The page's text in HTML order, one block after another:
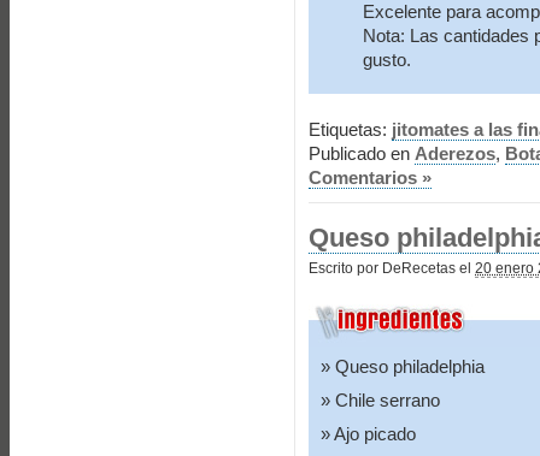
Excelente para
Nota: Las cantidades
gusto.
Etiquetas: jitomates a las
Publicado en Aderezos,
Comentarios »
Queso
Escrito por DeRecetas el 20 enero
Queso philadelphia
Chile serrano
Ajo picado